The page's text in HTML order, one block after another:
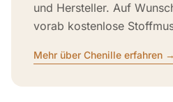
und Hersteller. Auf
vorab kostenlose
Mehr über Chenille erfahren →